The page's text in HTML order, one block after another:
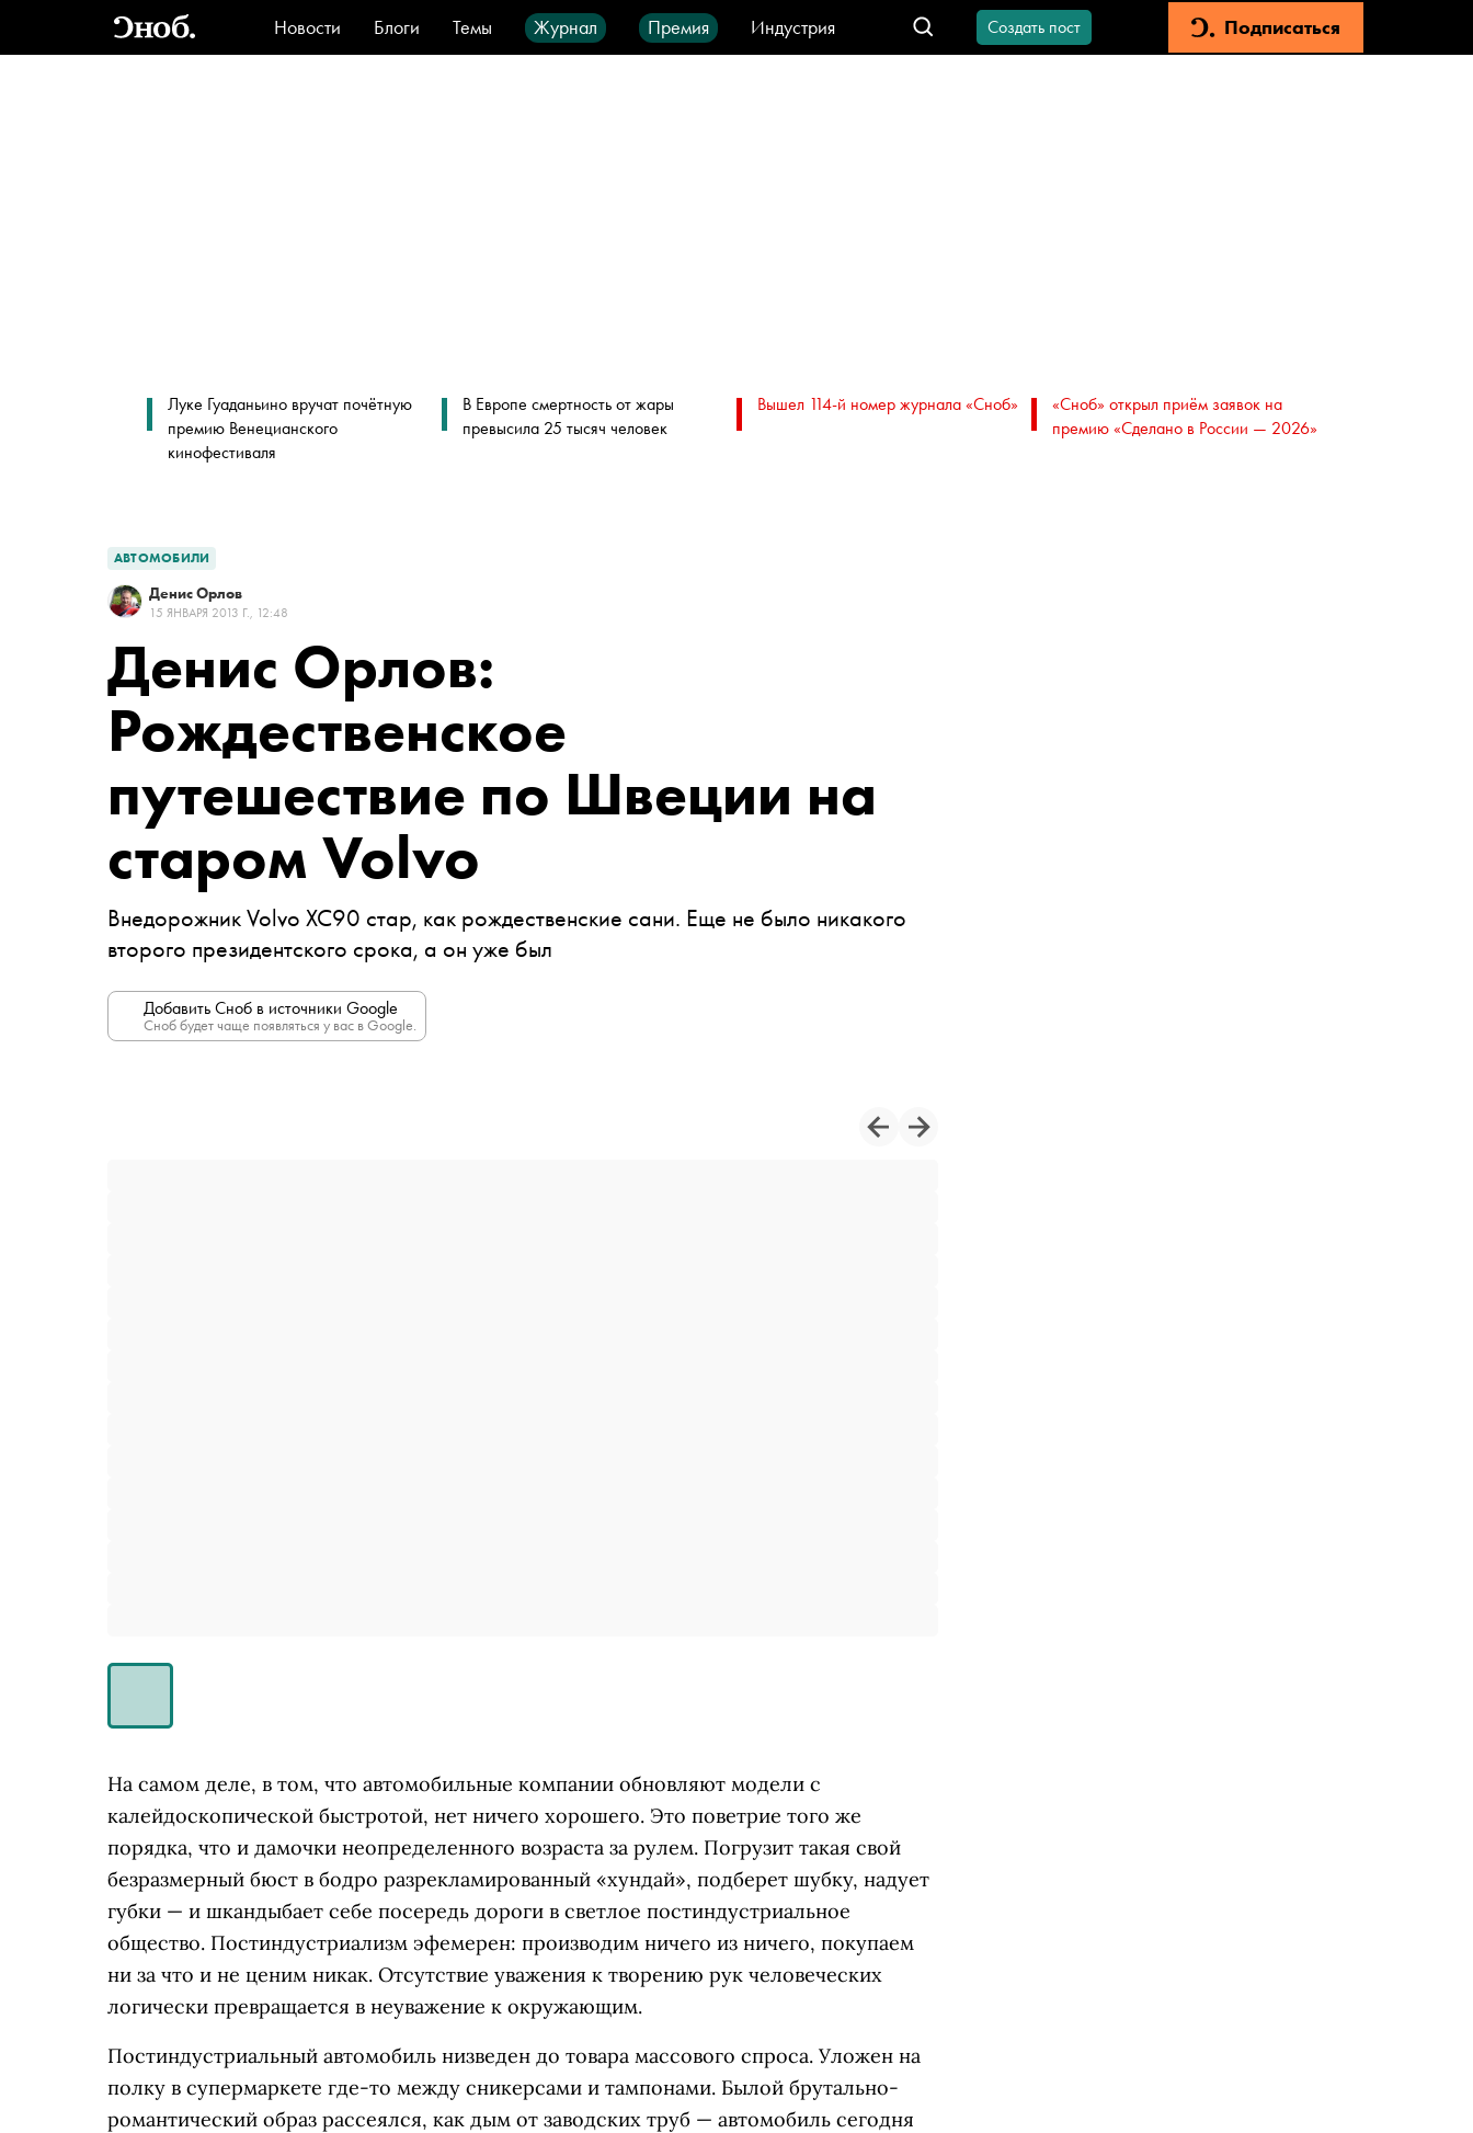
Новости Блоги Темы Журнал Премия
Индустрия
Стиль
Видео Город IT-продукты
Создать пост Подписаться
Луке Гуаданьино вручат почётную
премию Венецианского
кинофестиваля
В Европе смертность от жары
превысила 25 тысяч человек
Вышел 114-й номер журнала «Сноб»
«Сноб» открыл приём заявок на
премию «Сделано в России — 2026»
АВТОМОБИЛИ
Денис Орлов
15 ЯНВАРЯ 2013 Г., 12:48
Денис Орлов:
Рождественское
путешествие по Швеции на
старом Volvo
Внедорожник Volvo XC90 стар, как рождественские сани. Еще не было никакого
второго президентского срока, а он уже был
Добавить Сноб в источники Google
Сноб будет чаще появляться у вас в Google.
На самом деле, в том, что автомобильные компании обновляют модели с
калейдоскопической быстротой, нет ничего хорошего. Это поветрие того же
порядка, что и дамочки неопределенного возраста за рулем. Погрузит такая свой
безразмерный бюст в бодро разрекламированный «хундай», подберет шубку, надует
губки — и шкандыбает себе посередь дороги в светлое постиндустриальное
общество. Постиндустриализм эфемерен: производим ничего из ничего, покупаем
ни за что и не ценим никак. Отсутствие уважения к творению рук человеческих
логически превращается в неуважение к окружающим.
Постиндустриальный автомобиль низведен до товара массового спроса. Уложен на
полку в супермаркете где-то между сникерсами и тампонами. Былой брутально-
романтический образ рассеялся, как дым от заводских труб — автомобиль сегодня